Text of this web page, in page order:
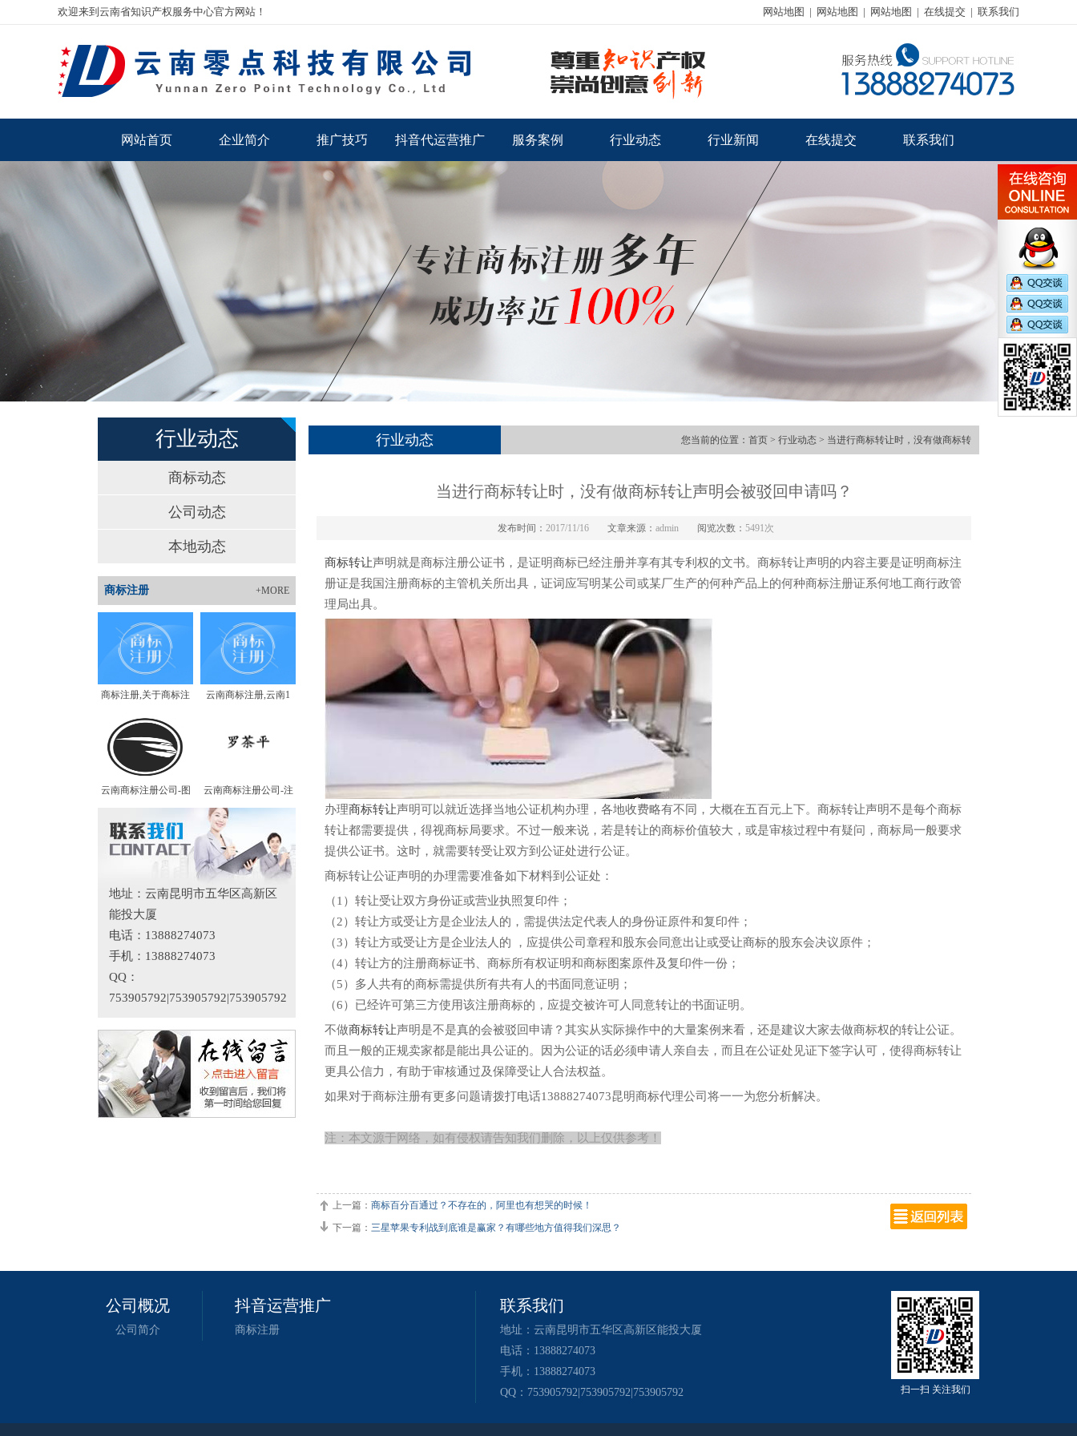
网站地图 | 网站地图 | 网站地图 | 在线提交 | 联系我们
欢迎来到云南省知识产权服务中心官方网站！
网站首页 企业简介 推广技巧 抖音代运营推广 服务案例 行业动态 行业新闻 在线提交 联系我们
行业动态
商标动态
公司动态
本地动态
+MORE
商标注册
商标注册,关于商标注 云南商标注册,云南1
云南商标注册公司-图 云南商标注册公司-注
地址：云南昆明市五华区高新区
能投大厦
电话：13888274073
手机：13888274073
QQ：
753905792|753905792|753905792
您当前的位置： 首页 > 行业动态 > 当进行商标转让时，没有做商标转
行业动态
当进行商标转让时，没有做商标转让声明会被驳回申请吗？
发布时间： 2017/11/16 文章来源： admin 阅览次数： 5491次
商标转让声明就是商标注册公证书，是证明商标已经注册并享有其专利权的文书。商标转让声明的内容主要是证明商标注
册证是我国注册商标的主管机关所出具，证词应写明某公司或某厂生产的何种产品上的何种商标注册证系何地工商行政管
理局出具。
办理商标转让声明可以就近选择当地公证机构办理，各地收费略有不同，大概在五百元上下。商标转让声明不是每个商标
转让都需要提供，得视商标局要求。不过一般来说，若是转让的商标价值较大，或是审核过程中有疑问，商标局一般要求
提供公证书。这时，就需要转受让双方到公证处进行公证。
商标转让公证声明的办理需要准备如下材料到公证处：
（1）转让受让双方身份证或营业执照复印件；
（2）转让方或受让方是企业法人的，需提供法定代表人的身份证原件和复印件；
（3）转让方或受让方是企业法人的 ，应提供公司章程和股东会同意出让或受让商标的股东会决议原件；
（4）转让方的注册商标证书、商标所有权证明和商标图案原件及复印件一份；
（5）多人共有的商标需提供所有共有人的书面同意证明；
（6）已经许可第三方使用该注册商标的，应提交被许可人同意转让的书面证明。
不做商标转让声明是不是真的会被驳回申请？其实从实际操作中的大量案例来看，还是建议大家去做商标权的转让公证。
而且一般的正规卖家都是能出具公证的。因为公证的话必须申请人亲自去，而且在公证处见证下签字认可，使得商标转让
更具公信力，有助于审核通过及保障受让人合法权益。
如果对于商标注册有更多问题请拨打电话13888274073昆明商标代理公司将一一为您分析解决。
注：本文源于网络，如有侵权请告知我们删除，以上仅供参考！
上一篇： 商标百分百通过？不存在的，阿里也有想哭的时候！
下一篇： 三星苹果专利战到底谁是赢家？有哪些地方值得我们深思？
公司概况
公司简介
抖音运营推广
商标注册
联系我们
地址：云南昆明市五华区高新区能投大厦
电话：13888274073
手机：13888274073
QQ：753905792|753905792|753905792
扫一扫 关注我们